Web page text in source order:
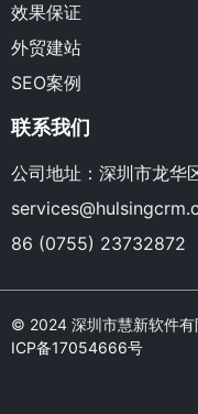
效果保证
外贸建站
SEO案例
联系我们
公司地址：深圳市龙华
86 (0755) 23732872
© 2024 深圳市慧新软件
ICP备17054666号